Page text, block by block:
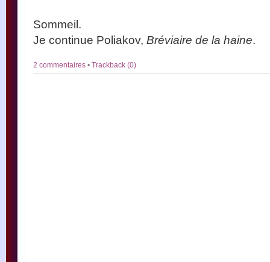
Sommeil.
Je continue Poliakov, Bréviaire de la haine.
2 commentaires • Trackback (0)